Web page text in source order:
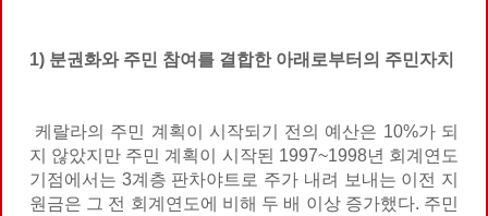
1) 분권화와 주민 참여를 결합한 아래로부터의 주민자치
케랄라의 주민 계획이 시작되기 전의 예산은 10%가 되
지 않았지만 주민 계획이 시작된 1997~1998년 회계연도
기점에서는 3계층 판차야트로 주가 내려 보내는 이전 지
원금은 그 전 회계연도에 비해 두 배 이상 증가했다. 주민